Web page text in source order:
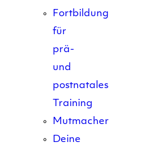
Fortbildung
für
prä-
und
postnatales
Training
Mutmacher
Deine